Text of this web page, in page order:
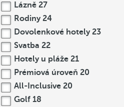
Lázně 27
Rodiny 24
Dovolenkové hotely 23
Svatba 22
Hotely u pláže 21
Prémiová úroveň 20
All-Inclusive 20
Golf 18